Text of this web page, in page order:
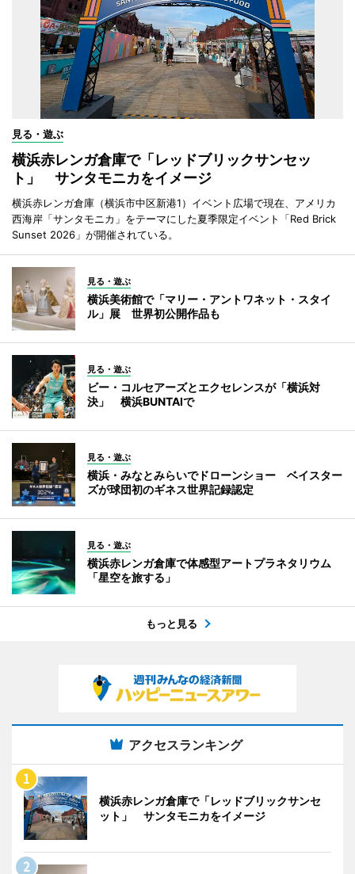
見る・遊ぶ
横浜赤レンガ倉庫で「レッドブリックサンセッ
ト」 サンタモニカをイメージ
横浜赤レンガ倉庫（横浜市中区新港1）イベント広場で現在、アメリカ
西海岸「サンタモニカ」をテーマにした夏季限定イベント「Red Brick
Sunset 2026」が開催されている。
見る・遊ぶ
横浜美術館で「マリー・アントワネット・スタイ
ル」展 世界初公開作品も
見る・遊ぶ
ビー・コルセアーズとエクセレンスが「横浜対
決」 横浜BUNTAIで
見る・遊ぶ
横浜・みなとみらいでドローンショー ベイスター
ズが球団初のギネス世界記録認定
見る・遊ぶ
横浜赤レンガ倉庫で体感型アートプラネタリウム
「星空を旅する」
もっと見る
アクセスランキング
横浜赤レンガ倉庫で「レッドブリックサンセ
ット」 サンタモニカをイメージ